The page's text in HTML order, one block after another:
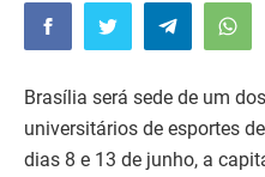
Brasília será sede de um
universitários de esportes
dias 8 e 13 de junho, a